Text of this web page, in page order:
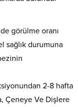
görülme oranı
sağlık durumuna
2-8 hafta
Çeneye Ve Dişlere